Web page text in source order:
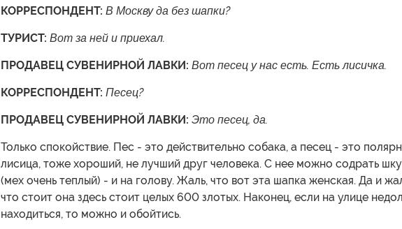
КОРРЕСПОНДЕНТ: В Москву да без шапки?
ТУРИСТ: Вот за ней и приехал.
ПРОДАВЕЦ СУВЕНИРНОЙ ЛАВКИ: Вот песец у нас есть. Есть лисичка.
КОРРЕСПОНДЕНТ: Песец?
ПРОДАВЕЦ СУВЕНИРНОЙ ЛАВКИ: Это песец, да.
Только спокойствие. Пес - это действительно собака, а песец - это
лисица, тоже хороший, не лучший друг человека. С нее можно содрать
(мех очень теплый) - и на голову. Жаль, что вот эта шапка женская. Да и
что стоит она здесь стоит целых 600 злотых. Наконец, если на улице
находиться, то можно и обойтись.